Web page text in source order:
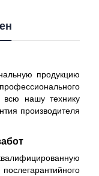
продукцию
всю нашу технику
производителя